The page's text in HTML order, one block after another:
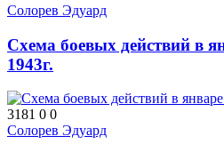
Солорев Эдуард
Схема боевых действий в
1943г.
3181 0 0
Солорев Эдуард